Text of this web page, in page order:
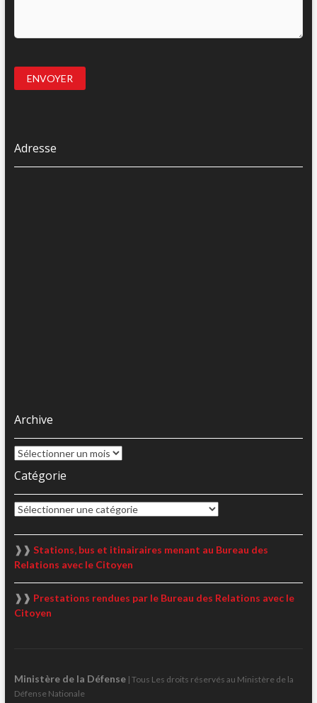
Adresse
Archive
Archive
Catégorie
Catégorie
❱❱ Stations, bus et itinairaires menant au Bureau des
Relations avec le Citoyen
❱❱ Prestations rendues par le Bureau des Relations avec le
Citoyen
Ministère de la Défense| Tous Les droits réservés au Ministère de la
Défense Nationale